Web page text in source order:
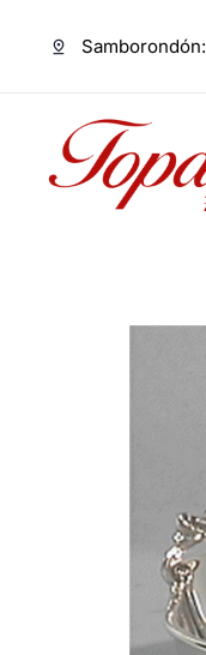
Samborondón: